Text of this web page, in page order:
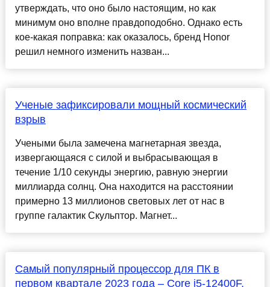
утверждать, что оно было настоящим, но как
минимум оно вполне правдоподобно. Однако есть
кое-какая поправка: как оказалось, бренд Honor
решил немного изменить назван...
Ученые зафиксировали мощный космический
взрыв
Учеными была замечена магнетарная звезда,
извергающаяся с силой и выбрасывающая в
течение 1/10 секунды энергию, равную энергии
миллиарда солнц. Она находится на расстоянии
примерно 13 миллионов световых лет от нас в
группе галактик Скульптор. Магнет...
Самый популярный процессор для ПК в
первом квартале 2023 года – Core i5-12400F,